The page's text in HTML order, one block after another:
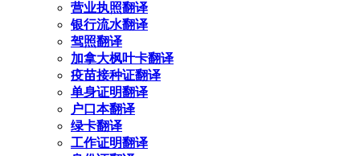
营业执照翻译
银行流水翻译
驾照翻译
加拿大枫叶卡翻译
疫苗接种证翻译
单身证明翻译
户口本翻译
绿卡翻译
工作证明翻译